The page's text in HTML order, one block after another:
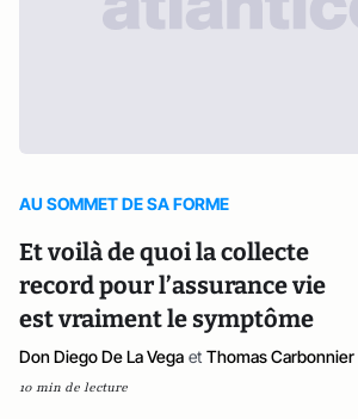
AU SOMMET DE SA FORME
Et voilà de quoi la collecte
record pour l’assurance vie
est vraiment le symptôme
Don Diego De La Vega et Thomas Carbonnier
10 min de lecture